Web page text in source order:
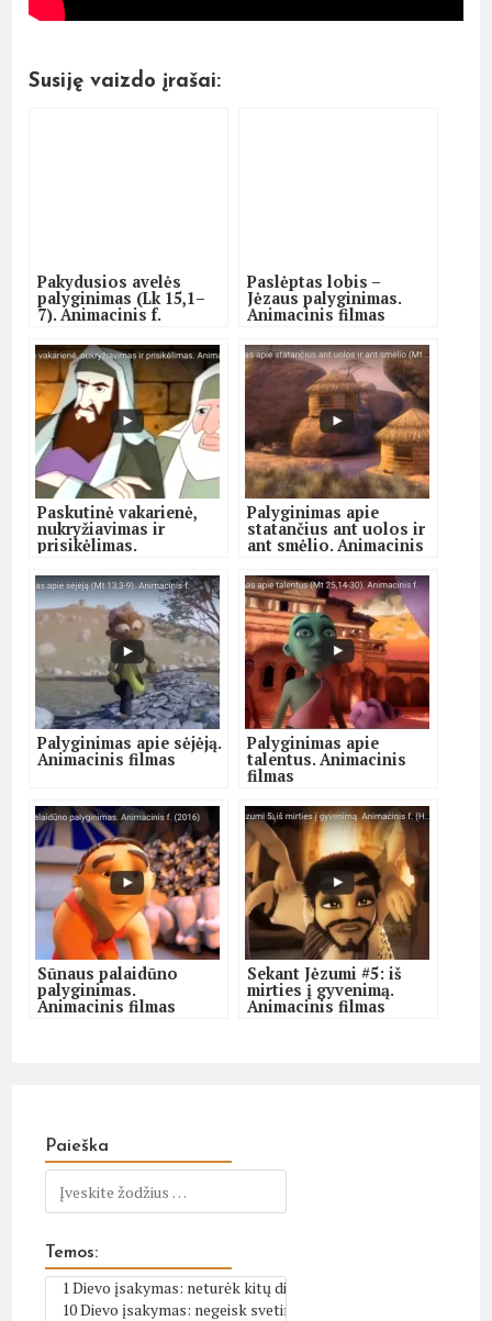
Susiję vaizdo įrašai:
Pakydusios avelės
palyginimas (Lk 15,1–
7). Animacinis f.
Paslėptas lobis –
Jėzaus palyginimas.
Animacinis filmas
Paskutinė vakarienė,
nukryžiavimas ir
prisikėlimas.
Palyginimas apie
statančius ant uolos ir
ant smėlio. Animacinis
Palyginimas apie sėjėją.
Animacinis filmas
Palyginimas apie
talentus. Animacinis
filmas
Sūnaus palaidūno
palyginimas.
Animacinis filmas
Sekant Jėzumi #5: iš
mirties į gyvenimą.
Animacinis filmas
Paieška
Temos: